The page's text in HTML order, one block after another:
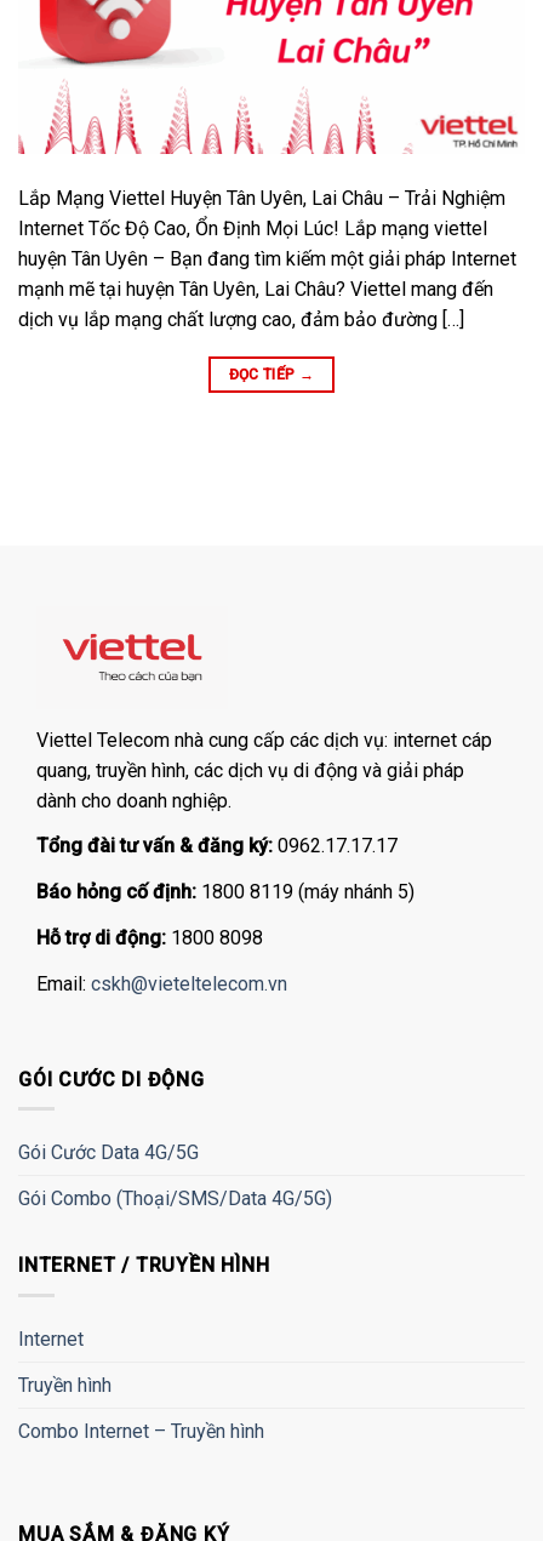
Lắp Mạng Viettel Huyện Tân Uyên, Lai Châu – Trải Nghiệm
Internet Tốc Độ Cao, Ổn Định Mọi Lúc! Lắp mạng viettel
huyện Tân Uyên – Bạn đang tìm kiếm một giải pháp Internet
mạnh mẽ tại huyện Tân Uyên, Lai Châu? Viettel mang đến
dịch vụ lắp mạng chất lượng cao, đảm bảo đường […]
ĐỌC TIẾP →
Viettel Telecom nhà cung cấp các dịch vụ: internet cáp
quang, truyền hình, các dịch vụ di động và giải pháp
dành cho doanh nghiệp.
Tổng đài tư vấn & đăng ký: 0962.17.17.17
Báo hỏng cố định: 1800 8119 (máy nhánh 5)
Hỗ trợ di động: 1800 8098
Email: cskh@vieteltelecom.vn
GÓI CƯỚC DI ĐỘNG
Gói Cước Data 4G/5G
Gói Combo (Thoại/SMS/Data 4G/5G)
INTERNET / TRUYỀN HÌNH
Internet
Truyền hình
Combo Internet – Truyền hình
MUA SẮM & ĐĂNG KÝ